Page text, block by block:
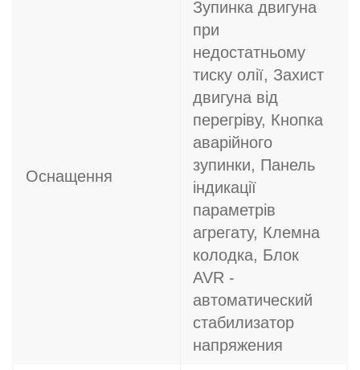
Оснащення
Зупинка двигуна
при
недостатньому
тиску олії, Захист
двигуна від
перегріву, Кнопка
аварійного
зупинки, Панель
індикації
параметрів
агрегату, Клемна
колодка, Блок
AVR -
автоматический
стабилизатор
напряжения